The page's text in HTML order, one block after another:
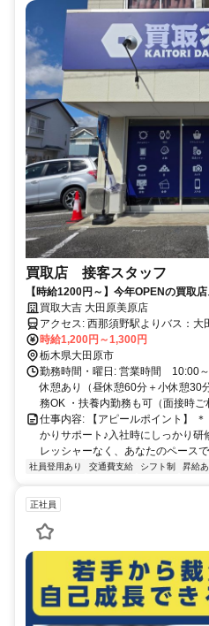
買取店 接客スタッフ
【時給1200円～】今年OPENの買取
し☆即日採用可！フルタイム勤務歓迎！
買取大吉 大田原美原店
アクセス: 西那須野駅よりバス：大田原市内循環線「東武百貨店前」
停留所 徒歩5分 ┗ヨークベニマル大田原店さん 徒歩4分 ※マイカー通
勤相談可
時給1,200円～1,300円
栃木県大田原市
勤務時間・曜日: 営業時間
休憩あり（昼休憩60分＋小休憩30
務OK ・扶養内勤務も可（面接時ご
仕事内容: 【アピールポイント】
かりサポート♪入社時にしっかり
レッシャーなく、あなたのペース
社員登用あり 交通費支給 シフト制 昇給あ
正社員